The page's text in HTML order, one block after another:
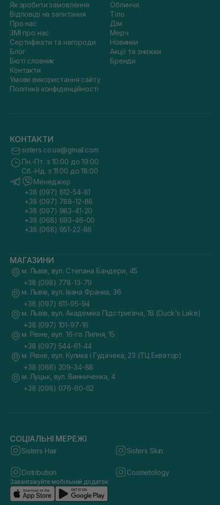
Як зробити замовлення
Відповіді на запитання
Про нас
ЗМІ про нас
Сертифікати та нагороди
Блог
Бюті словник
Контакти
Умови використання сайту
Політика конфіденційності
Обличчя
Тіло
Дім
Мерч
Новинки
Акції та знижки
Бренди
КОНТАКТИ
sisters.co.ua@gmail.com
Пн.-Пт. з 10:00 до 19:00
Сб.-Нд. з 11:00 до 18:00
Менеджер
+38 (097) 612-54-81
+38 (097) 788-12-88
+38 (097) 983-41-20
+38 (068) 693-46-00
+38 (068) 951-22-86
МАГАЗИНИ
м. Львів, вул. Степана Бандери, 45
+38 (098) 778-13-79
м. Львів, вул. Івана Франка, 36
+38 (097) 611-95-94
м. Львів, вул. Академіка Підстригача, 1В (Duck's Lake)
+38 (097) 101-97-16
м. Рівне, вул. 16-го Липня, 15
+38 (097) 544-61-44
м. Рівне, вул. Кулика і Гудачека, 23 (ТЦ Екватор)
+38 (068) 209-34-88
м. Луцьк, вул. Винниченка, 4
+38 (098) 076-60-62
СОЦІАЛЬНІ МЕРЕЖІ
Sisters Hair Sisters Skin
Distribution Cosmetology
Завантажуйте мобільний додаток